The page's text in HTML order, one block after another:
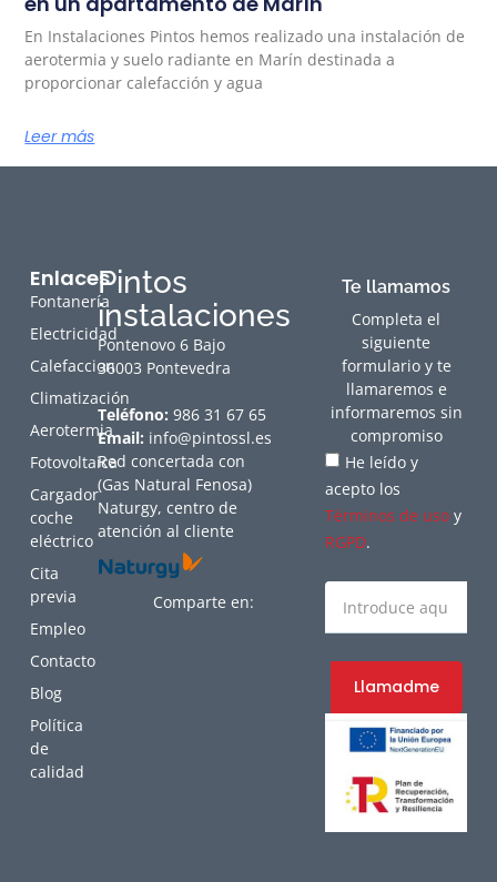
En Instalaciones Pintos hemos realizado una instalación de
aerotermia y suelo radiante en Marín destinada a
proporcionar calefacción y agua
Leer más
Pintos
instalaciones
Pontenovo 6 Bajo
36003 Pontevedra
Teléfono: 986 31 67 65
Email: info@pintossl.es
Red concertada con
(Gas Natural Fenosa)
Naturgy, centro de
atención al cliente
Comparte en:
Enlaces
Fontanería
Electricidad
Calefaccion
Climatización
Aerotermia
Fotovoltaica
Cargador
coche
eléctrico
Cita
previa
Empleo
Contacto
Blog
Política
de
calidad
Te llamamos
Completa el
siguiente
formulario y te
llamaremos e
informaremos sin
compromiso
He leído y
acepto los
Términos de uso y
RGPD.
Llamadme